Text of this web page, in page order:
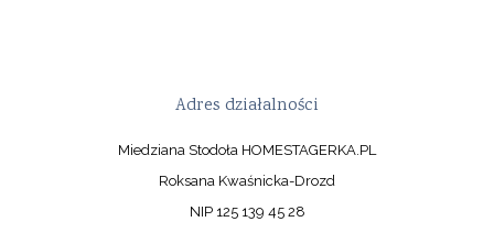
Adres działalności
Miedziana Stodoła HOMESTAGERKA.PL
Roksana Kwaśnicka-Drozd
NIP 125 139 45 28